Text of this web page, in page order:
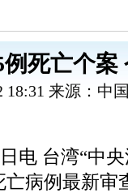
死亡个案
18:31 来源：中
电 台湾“中
亡病例最新审